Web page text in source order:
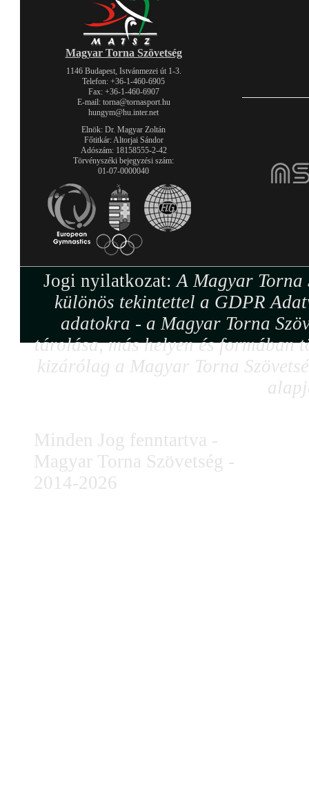
Magyar Torna Szövetség
1146 Budapest, Istvánmezei út 1-3.
Telefon: +36-1-460-6905
Fax: +36-1-460-6907
E-mail: torna@tornasport.hu
hungym@hu.inter.net
Elnök: Dr. Magyar Zoltán
Főtitkár: Altorjai Sándor
Adószám: 18158555-2-42
Törvényszéki bejegyzési szám:
01-07-0000040
Jogi nyilatkozat:A Magyar Torna
különös tekintettel a GDPR
adatokra - a Magyar Torna
tárolása, más helyen és formában
kizárólag a Magyar Torna
Minden Jog fenntartva -
Magyar Torna Szövetség -
2014-2026